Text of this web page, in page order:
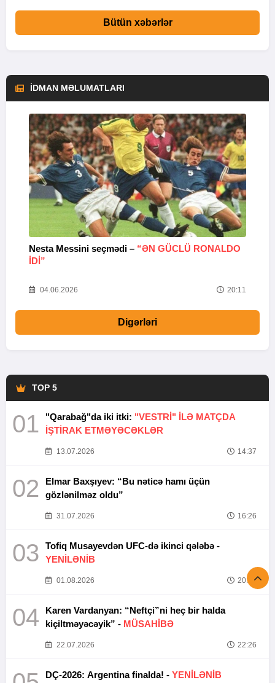
Bütün xəbərlər
İDMAN MƏLUMATLARI
Nesta Messini seçmədi – “ƏN GÜCLÜ RONALDO
IDI”
04.06.2026 20:11
Digərləri
TOP 5
01 "Qarabağ"da iki itki: "VESTRİ" İLƏ MATÇDA
İŞTİRAK ETMƏYƏCƏKLƏR
13.07.2026 14:37
02
Elmar Baxşıyev: “Bu nəticə hamı üçün
gözlənilməz oldu”
31.07.2026 16:26
03
Tofiq Musayevdən UFC-də ikinci qələbə -
YENİLƏNİB
01.08.2026 20:52
04
Karen Vardanyan: “Neftçi”ni heç bir halda
kiçiltməyəcəyik” - MÜSAHİBƏ
22.07.2026 22:26
DÇ-2026: Argentina finalda! - YENİLƏNİB